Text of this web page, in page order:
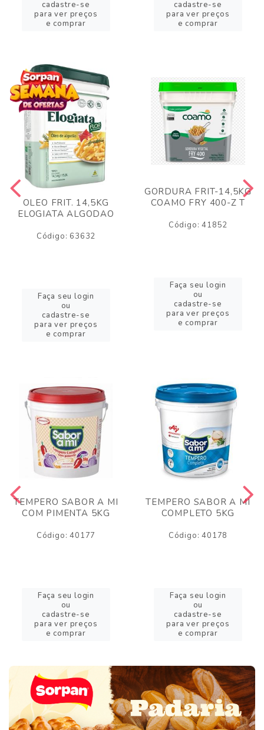
cadastre-se
para ver preços
e comprar
cadastre-se
para ver preços
e comprar
OLEO FRIT. 14,5KG
ELOGIATA ALGODAO
Código: 63632
Faça seu login
ou
cadastre-se
para ver preços
e comprar
GORDURA FRIT-14,5KG
COAMO FRY 400-Z T
Código: 41852
Faça seu login
ou
cadastre-se
para ver preços
e comprar
TEMPERO SABOR A MI
COM PIMENTA 5KG
Código: 40177
Faça seu login
ou
cadastre-se
para ver preços
e comprar
TEMPERO SABOR A MI
COMPLETO 5KG
Código: 40178
Faça seu login
ou
cadastre-se
para ver preços
e comprar